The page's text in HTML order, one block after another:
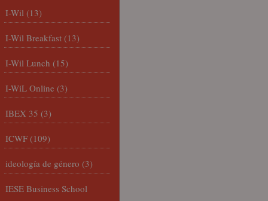
I-Wil (13)
I-Wil Breakfast (13)
I-Wil Lunch (15)
I-WiL Online (3)
IBEX 35 (3)
ICWF (109)
ideología de género (3)
IESE Business School